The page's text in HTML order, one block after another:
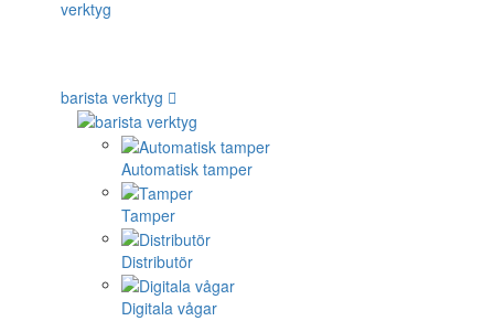
barista verktyg
Automatisk tamper
Tamper
Distributör
Digitala vågar